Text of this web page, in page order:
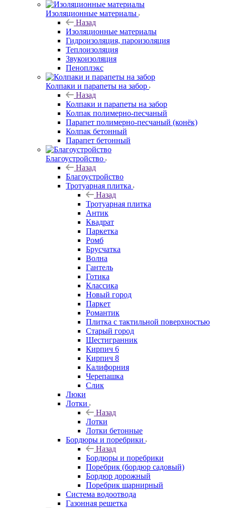
Изоляционные материалы
Назад
Изоляционные материалы
Гидроизоляция, пароизоляция
Теплоизоляция
Звукоизоляция
Пеноплэкс
Колпаки и парапеты на забор
Назад
Колпаки и парапеты на забор
Колпак полимерно-песчаный
Парапет полимерно-песчаный (конёк)
Колпак бетонный
Парапет бетонный
Благоустройство
Назад
Благоустройство
Тротуарная плитка
Назад
Тротуарная плитка
Антик
Квадрат
Паркетка
Ромб
Брусчатка
Волна
Гантель
Готика
Классика
Новый город
Паркет
Романтик
Плитка с тактильной поверхностью
Старый город
Шестигранник
Кирпич 6
Кирпич 8
Калифорния
Черепашка
Слик
Люки
Лотки
Назад
Лотки
Лотки бетонные
Бордюры и поребрики
Назад
Бордюры и поребрики
Поребрик (бордюр садовый)
Бордюр дорожный
Поребрик шарнирный
Система водоотвода
Газонная решетка